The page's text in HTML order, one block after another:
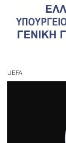
UEFA